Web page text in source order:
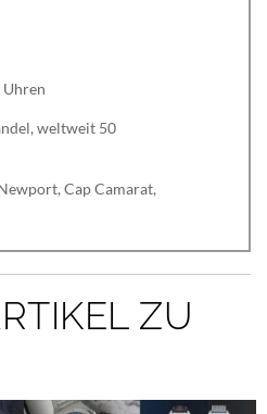
weltweit 50
Cap Camarat,
ZU